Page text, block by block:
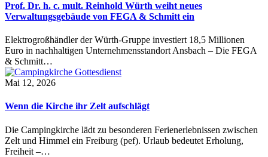
Prof. Dr. h. c. mult. Reinhold Würth weiht neues
Verwaltungsgebäude von FEGA & Schmitt ein
Elektrogroßhändler der Würth-Gruppe investiert 18,5 Millionen
Euro in nachhaltigen Unternehmensstandort Ansbach – Die FEGA
& Schmitt…
Mai 12, 2026
Wenn die Kirche ihr Zelt aufschlägt
Die Campingkirche lädt zu besonderen Ferienerlebnissen zwischen
Zelt und Himmel ein Freiburg (pef). Urlaub bedeutet Erholung,
Freiheit –…